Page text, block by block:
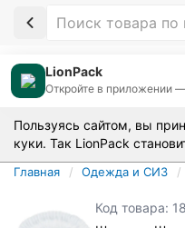
LionPack
Пользуясь сайтом, вы
куки. Так LionPack
Главная Одежда и СИЗ
Код товара: 18